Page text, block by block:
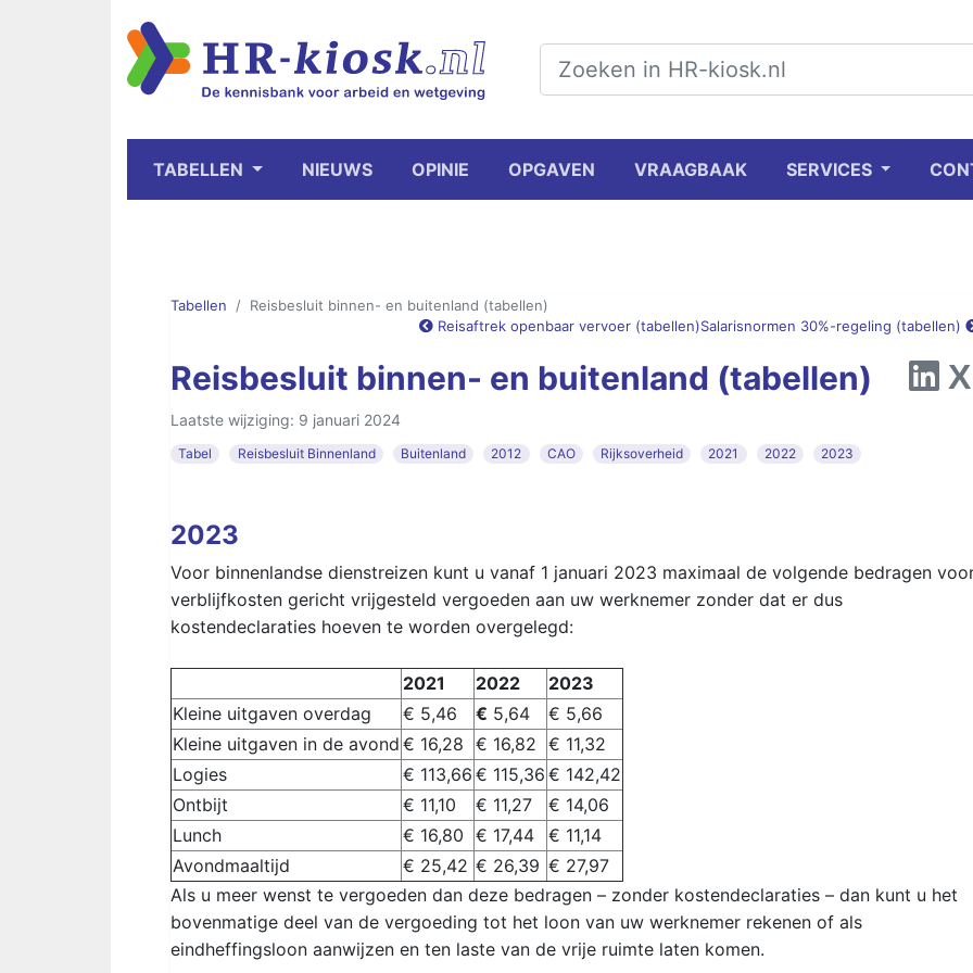
TABELLEN NIEUWS OPINIE OPGAVEN VRAAGBAAK SERVICES
Tabellen
Reisbesluit binnen- en buitenland (tabellen)
Reisaftrek openbaar vervoer (tabellen)Salarisnormen 30%-regeling (tabellen)
Reisbesluit binnen- en buitenland (tabellen)
Laatste wijziging: 9 januari 2024
Tabel Reisbesluit Binnenland Buitenland 2012 CAO Rijksoverheid 2021 2022 2023
2023
Voor binnenlandse dienstreizen kunt u vanaf 1 januari 2023 maximaal de volgende bedragen
verblijfkosten gericht vrijgesteld vergoeden aan uw werknemer zonder dat er dus
kostendeclaraties hoeven te worden overgelegd:
2021 2022
2023
Kleine uitgaven overdag
€ 5,46 € 5,64
€ 5,66
Kleine uitgaven in de avond € 16,28 € 16,82 € 11,32
Logies
€ 113,66 € 115,36 € 142,42
Ontbijt
€ 11,10 € 11,27
€ 14,06
Lunch
€ 16,80 € 17,44
€ 11,14
Avondmaaltijd
€ 25,42 € 26,39 € 27,97
Als u meer wenst te vergoeden dan deze bedragen – zonder kostendeclaraties – dan kunt u het
bovenmatige deel van de vergoeding tot het loon van uw werknemer rekenen of als
eindheffingsloon aanwijzen en ten laste van de vrije ruimte laten komen.